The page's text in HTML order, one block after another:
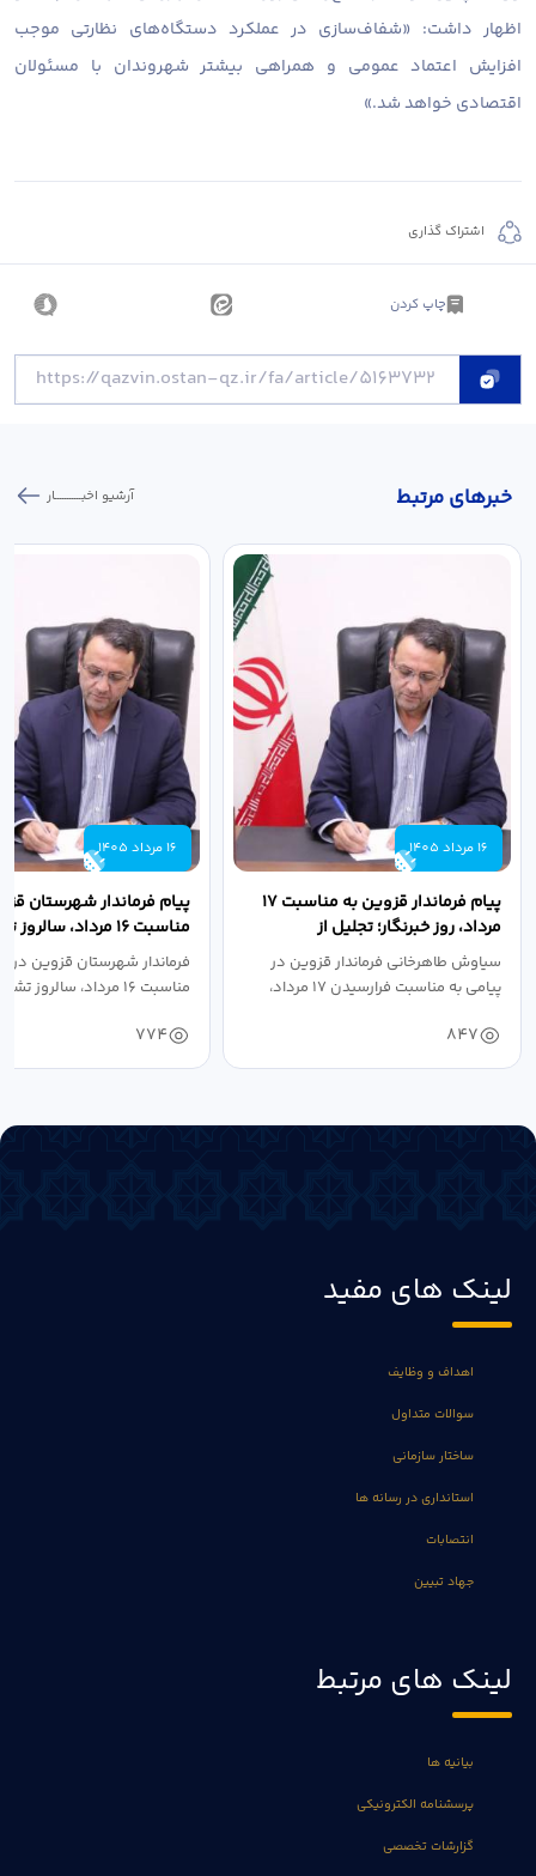
اظهار داشت: «شفاف‌سازی در عملکرد دستگاه‌های نظارتی موجب
افزایش اعتماد عمومی و همراهی بیشتر شهروندان با مسئولان
اقتصادی خواهد شد.»
اشتراک گذاری
چاپ کردن
خبر‌های مرتبط آرشیو اخبـــــــــــار
16 مرداد 1405
پیام فرماندار قزوین به مناسبت ۱۷
مرداد، روز خبرنگار؛ تجلیل از
طلایه‌داران...
سیاوش طاهرخانی فرماندار قزوین در
پیامی به مناسبت فرارسیدن ۱۷ مرداد،
847
16 مرداد 1405
پیام فرماندار شهرستان
مناسبت ۱۶ مرداد،
جهاد دانشگاهی
فرماندار شهرستان قزوین در
مناسبت ۱۶ مرداد، سالروز تشکیل جهاد...
774
لینک های مفید
اهداف و وظایف
سوالات متداول
ساختار سازمانی
استانداری در رسانه ها
انتصابات
جهاد تبیین
لینک های مرتبط
بیانیه ها
پرسشنامه الکترونیکی
گزارشات تخصصی